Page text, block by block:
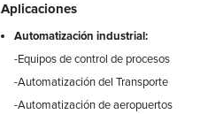
Aplicaciones
Automatización industrial:
-Equipos de control de procesos
-Automatización del Transporte
-Automatización de aeropuertos